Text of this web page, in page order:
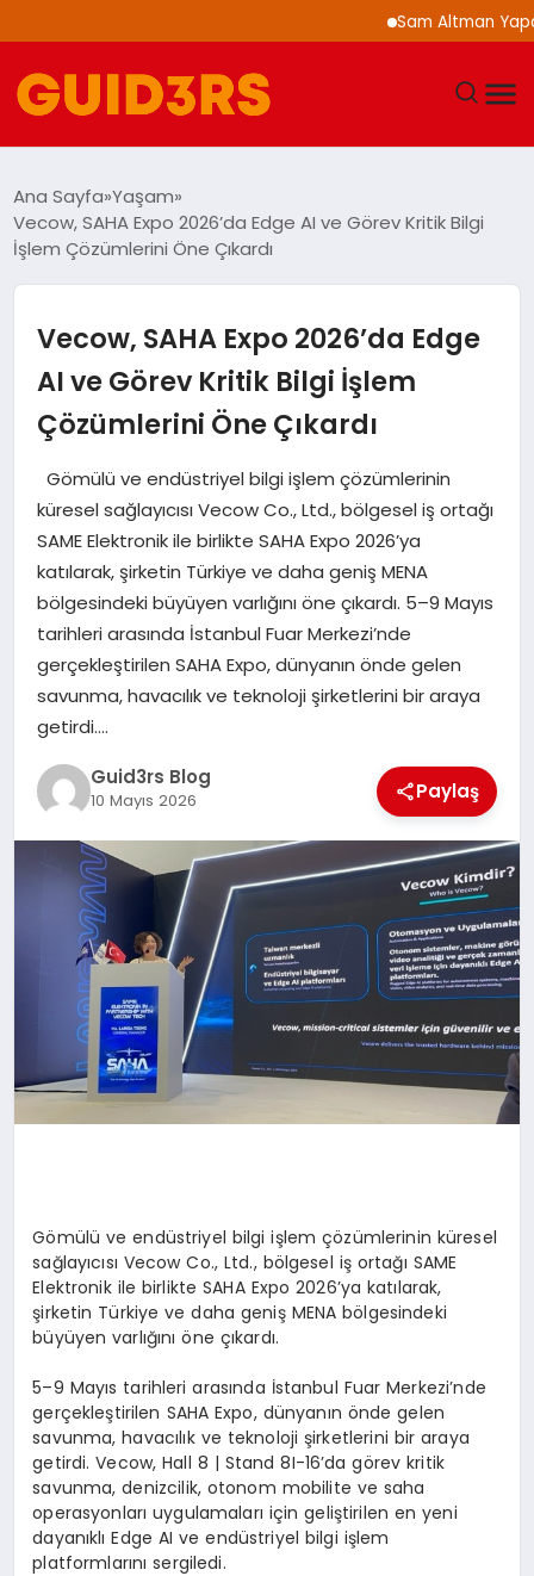
Sam Altman Yapay
YAŞAM
SAĞLIK
EKONOMI
MAGAZIN
EĞITIM
Ana Sayfa Yaşam
Vecow, SAHA Expo 2026’da Edge AI ve Görev Kritik Bilgi
İşlem Çözümlerini Öne Çıkardı
Vecow, SAHA Expo 2026’da Edge
AI ve Görev Kritik Bilgi İşlem
Çözümlerini Öne Çıkardı
Gömülü ve endüstriyel bilgi işlem çözümlerinin
küresel sağlayıcısı Vecow Co., Ltd., bölgesel iş ortağı
SAME Elektronik ile birlikte SAHA Expo 2026’ya
katılarak, şirketin Türkiye ve daha geniş MENA
bölgesindeki büyüyen varlığını öne çıkardı. 5–9 Mayıs
tarihleri arasında İstanbul Fuar Merkezi’nde
gerçekleştirilen SAHA Expo, dünyanın önde gelen
savunma, havacılık ve teknoloji şirketlerini bir araya
getirdi….
Guid3rs Blog
10 Mayıs 2026 Paylaş
Gömülü ve endüstriyel bilgi işlem çözümlerinin küresel
sağlayıcısı Vecow Co., Ltd., bölgesel iş ortağı SAME
Elektronik ile birlikte SAHA Expo 2026’ya katılarak,
şirketin Türkiye ve daha geniş MENA bölgesindeki
büyüyen varlığını öne çıkardı.
5–9 Mayıs tarihleri arasında İstanbul Fuar Merkezi’nde
gerçekleştirilen SAHA Expo, dünyanın önde gelen
savunma, havacılık ve teknoloji şirketlerini bir araya
getirdi.Vecow,Hall 8 | Stand 8I-16’da görev kritik
savunma, denizcilik, otonom mobilite ve saha
operasyonları uygulamaları için geliştirilen en yeni
dayanıklıEdge AI ve endüstriyel bilgi işlem
platformlarını sergiledi.